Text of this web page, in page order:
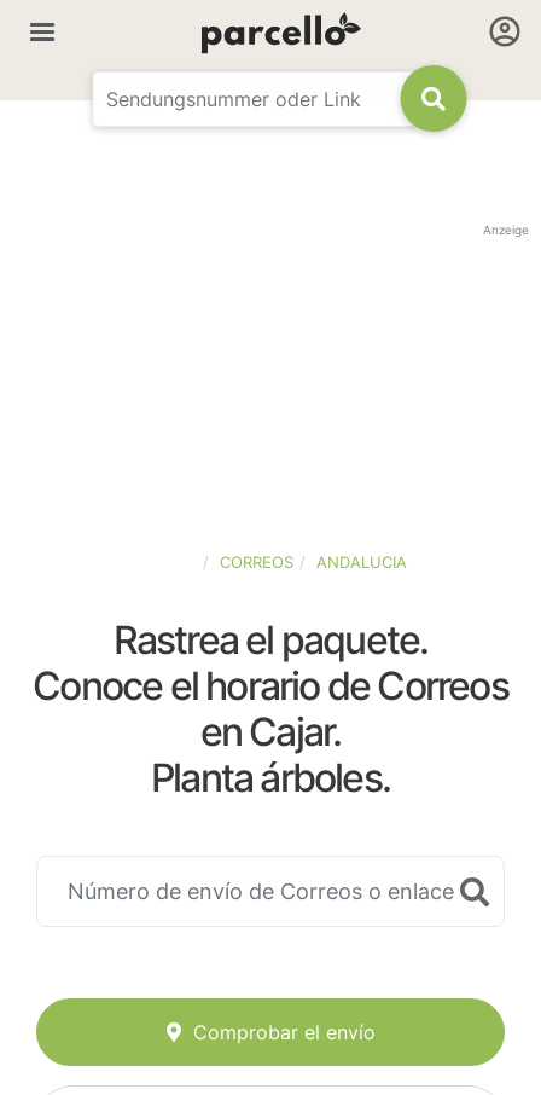
Anzeige
CORREOS ANDALUCIA
Rastrea el paquete.
Conoce el horario de Correos
en Cajar.
Planta árboles.
Comprobar el envío